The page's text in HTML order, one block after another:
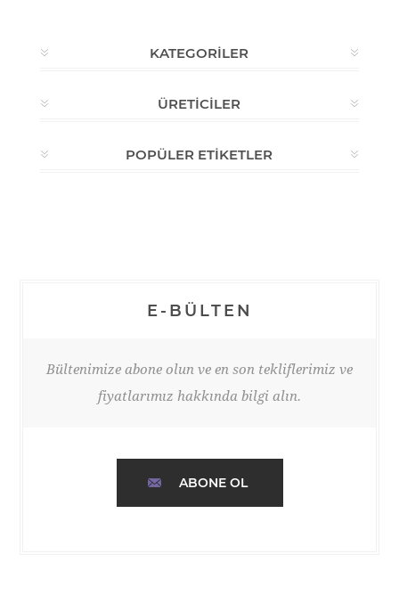
KATEGORILER
ÜRETICILER
POPÜLER ETIKETLER
E-BÜLTEN
Bültenimize abone olun ve en son tekliflerimiz ve
fiyatlarımız hakkında bilgi alın.
ABONE OL